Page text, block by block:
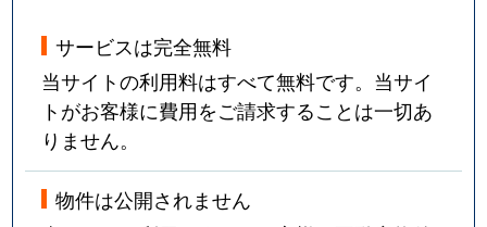
中江
2,500万円
中山
1,700万円
北山(宮城)
中山
中山
1,800万円
サービスは完全無料
当サイトの利用料はすべて無料です。当サイ
トがお客様に費用をご請求することは一切あ
りません。
物件は公開されません